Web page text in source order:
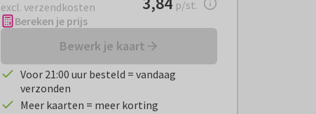
excl. verzendkosten
p/st.
Bereken je prijs
Bewerk je kaart
Voor 21:00 uur besteld = vandaag
verzonden
Meer kaarten = meer korting